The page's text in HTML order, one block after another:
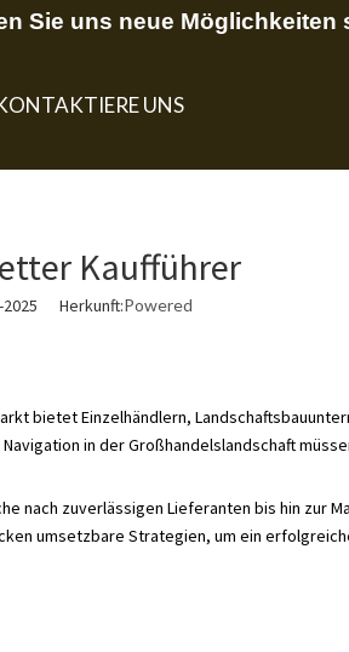
Sie uns neue Möglichkeiten
UNS
Kaufführer
2025 Herkunft:Powered
bietet Einzelhändlern,
in der Großhandelslandschaft
nach zuverlässigen Lieferanten bis hin zur
umsetzbare Strategien, um ein